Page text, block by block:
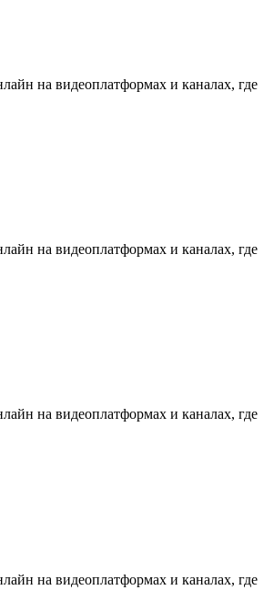
на видеоплатформах и каналах, где
на видеоплатформах и каналах, где
на видеоплатформах и каналах, где
на видеоплатформах и каналах, где